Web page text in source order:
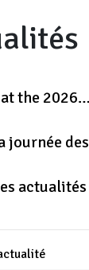
the 2026
journée des
actualités